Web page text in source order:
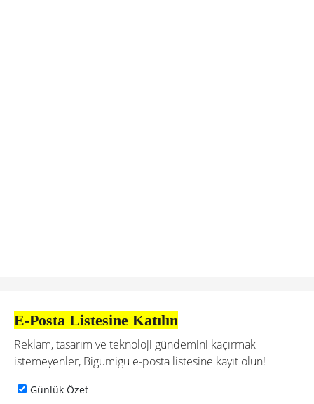
E-Posta Listesine Katılın
Reklam, tasarım ve teknoloji gündemini kaçırmak
istemeyenler, Bigumigu e-posta listesine kayıt olun!
Günlük Özet